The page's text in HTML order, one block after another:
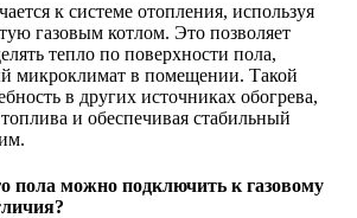
к системе отопления, используя
газовым котлом. Это позволяет
тепло по поверхности пола,
микроклимат в помещении. Такой
в других источниках обогрева,
и обеспечивая стабильный
пола можно подключить к газовому